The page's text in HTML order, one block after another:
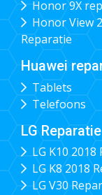
Honor 9X
Honor View
Reparatie
Huawei
Tablets
Telefoons
LG Reparatie
LG K10 2018
LG K8 2018
LG V30